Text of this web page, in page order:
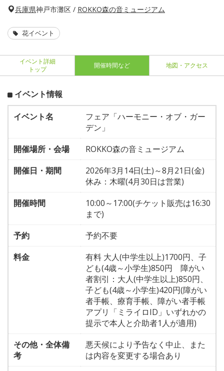
兵庫県神戸市灘区 / ROKKO森の音ミュージアム
花イベント
イベント詳細
トップ
開催時間など 地図・アクセス
イベント情報
イベント名
フェア「ハーモニー・オブ・ガー
デン」
開催場所・会場
ROKKO森の音ミュージアム
開催日・期間
2026年3月14日(土)～8月21日(金)
休み：木曜(4月30日は営業)
開催時間
10:00～17:00(チケット販売は16:30
まで)
予約
予約不要
料金
有料 大人(中学生以上)1700円、子
ども(4歳～小学生)850円 障がい
者割引：大人(中学生以上)850円、
子ども(4歳～小学生)420円(障がい
者手帳、療育手帳、障がい者手帳
アプリ「ミライロID」いずれかの
提示で本人と介助者1人が適用)
その他・全体備
考
悪天候により予告なく中止、また
は内容を変更する場合あり